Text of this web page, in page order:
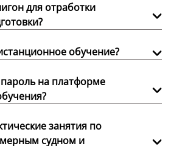
для отработки
обучение?
на платформе
занятия по
судном и